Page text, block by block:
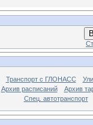
Транспорт с ГЛОНАСС
Архив расписаний
Архив
Спец. автотранспорт